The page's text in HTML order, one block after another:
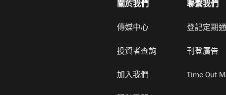
關於我們
傳媒中心
投資者查詢
加入我們
聯繫我們
登記定期
刊登廣告
Time Out